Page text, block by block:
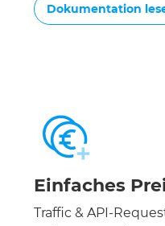
Dokumentation
Einfaches
Traffic & API-